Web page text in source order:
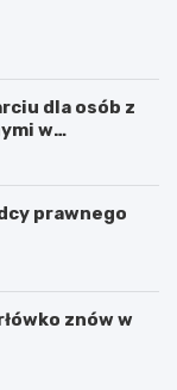
dla osób z
w
prawnego
znów w